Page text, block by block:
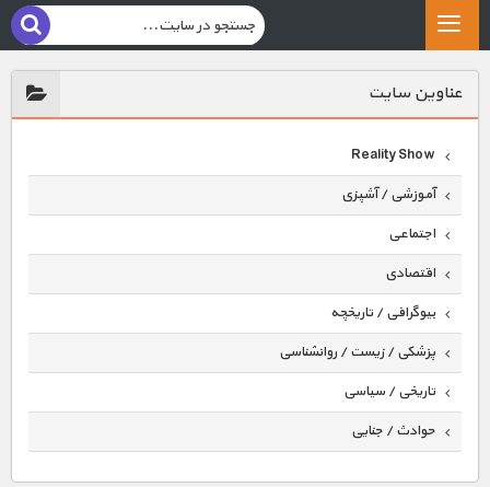
عناوين سايت
Reality Show
آموزشی / آشپزی
اجتماعی
اقتصادی
بیوگرافی / تاریخچه
پزشکی / زیست / روانشناسی
تاریخی / سیاسی
حوادث / جنایی